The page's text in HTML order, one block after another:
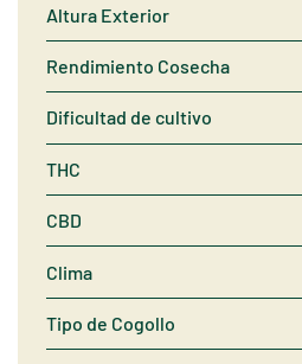
Altura Exterior
Rendimiento Cosecha
Dificultad de cultivo
THC
CBD
Clima
Tipo de Cogollo